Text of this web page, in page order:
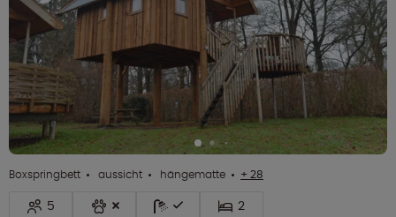
Boxspringbett aussicht hängematte + 28
5 2